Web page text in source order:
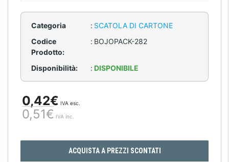
Categoria : SCATOLA DI CARTONE
Codice
Prodotto:
: BOJOPACK-282
Disponibilità: : DISPONIBILE
0,42€ IVA esc.
0,51€ IVA inc.
ACQUISTA A PREZZI SCONTATI